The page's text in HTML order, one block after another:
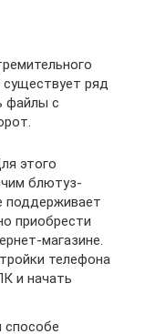
ряд
файлы с
этого
блютуз-
поддерживает
приобрести
магазине.
телефона
и начать
способе